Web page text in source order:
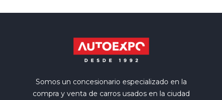
Somos un concesionario especializado en la
compra y venta de carros usados en la ciudad